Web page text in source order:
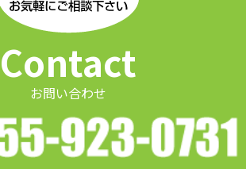
Contact
お問い合わせ